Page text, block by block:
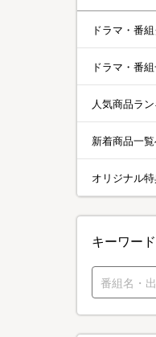
ドラマ・番
ドラマ・番
人気商品ラ
新着商品一
オリジナル
キーワー